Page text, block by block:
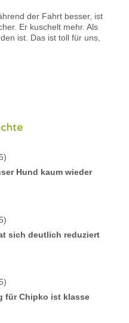
der Fahrt besser, ist
Er kuschelt mehr. Als
ist. Das ist toll für uns,
Hund kaum wieder
sich deutlich reduziert
für Chipko ist klasse